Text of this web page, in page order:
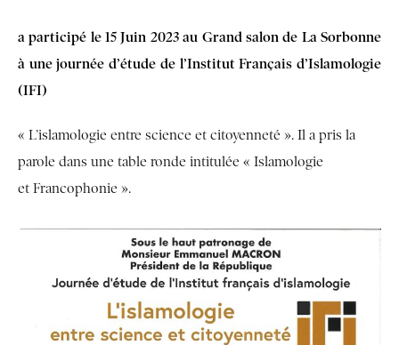
a participé le 15 Juin 2023 au Grand salon de La Sorbonne
à une journée d’étude de l’Institut Français d’Islamologie
(IFI)
« L’islamologie entre science et citoyenneté ». Il a pris la
parole dans une table ronde intitulée « Islamologie
et Francophonie ».